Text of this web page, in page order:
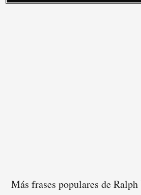
Más frases populares de